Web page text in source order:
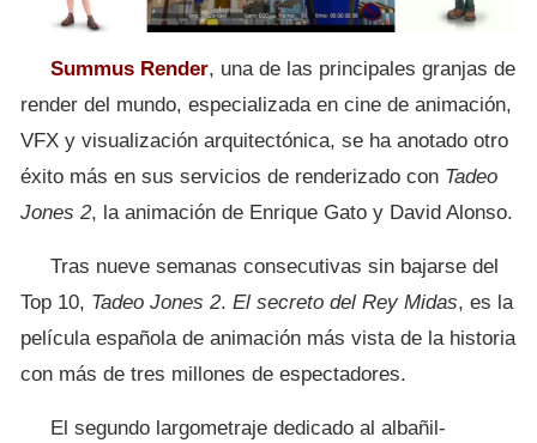
Summus Render, una de las principales granjas de
render del mundo, especializada en cine de animación,
VFX y visualización arquitectónica, se ha anotado otro
éxito más en sus servicios de renderizado con Tadeo
Jones 2, la animación de Enrique Gato y David Alonso.
Tras nueve semanas consecutivas sin bajarse del
Top 10, Tadeo Jones 2. El secreto del Rey Midas, es la
película española de animación más vista de la historia
con más de tres millones de espectadores.
El segundo largometraje dedicado al albañil-